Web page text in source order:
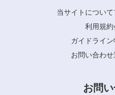
当サイトについて
利用規約
ガイドライン
お問い合わせ
お問